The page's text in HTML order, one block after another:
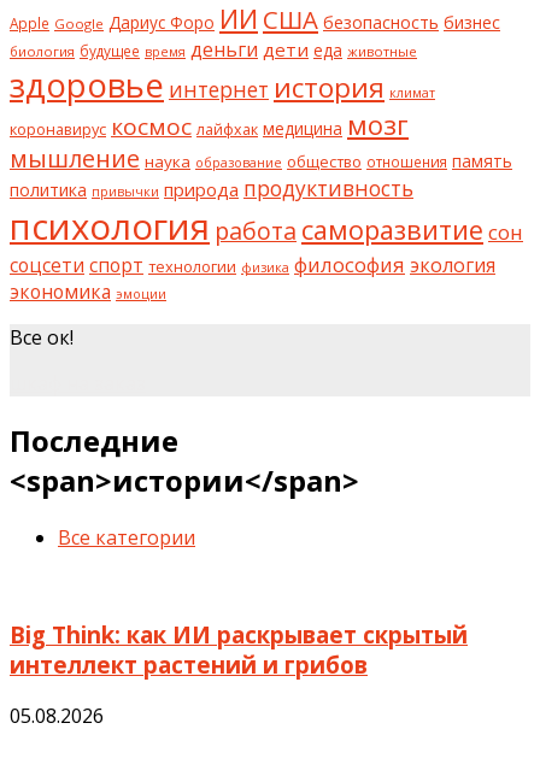
Apple Google Дариус Форо ИИ США безопасность бизнес
биология будущее время деньги дети еда животные
здоровье интернет история климат
коронавирус космос лайфхак медицина мозг
мышление наука образование общество отношения память
политика привычки природа продуктивность
психология работа саморазвитие сон
соцсети спорт технологии физика философия экология
экономика эмоции
Все ок!
Последние
<span>истории</span>
Все категории
Big Think: как ИИ раскрывает скрытый
интеллект растений и грибов
05.08.2026